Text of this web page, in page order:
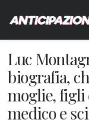
Luc
biografia,
moglie, figli
medico e